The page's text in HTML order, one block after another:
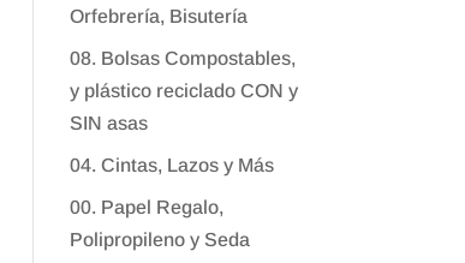
Orfebrería, Bisutería
08. Bolsas Compostables,
y plástico reciclado CON y
SIN asas
04. Cintas, Lazos y Más
00. Papel Regalo,
Polipropileno y Seda